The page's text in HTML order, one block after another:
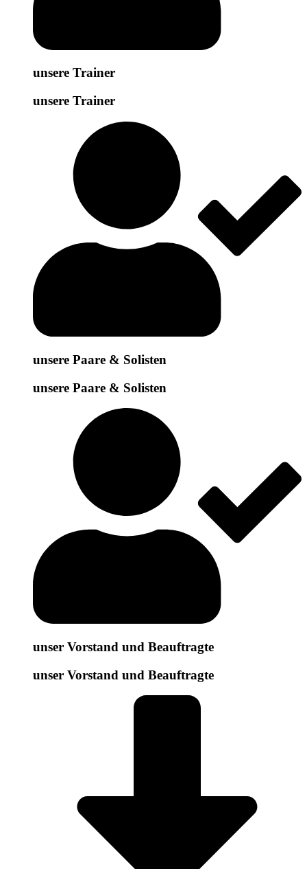
unsere Trainer
unsere Trainer
unsere Paare & Solisten
unsere Paare & Solisten
unser Vorstand und Beauftragte
unser Vorstand und Beauftragte